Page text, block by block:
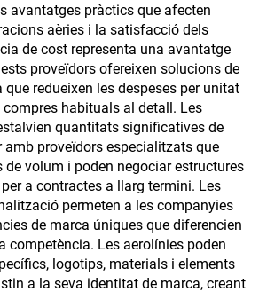
avantatges pràctics que afecten
aèries i la satisfacció dels
de cost representa una avantatge
proveïdors ofereixen solucions de
redueixen les despeses per unitat
habituals al detall. Les
quantitats significatives de
amb proveïdors especialitzats que
de volum i poden negociar estructures
a contractes a llarg termini. Les
permeten a les companyies
de marca úniques que diferencien
competència. Les aerolínies poden
logotips, materials i elements
a la seva identitat de marca, creant